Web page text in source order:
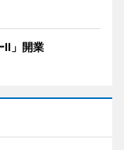
II」開業